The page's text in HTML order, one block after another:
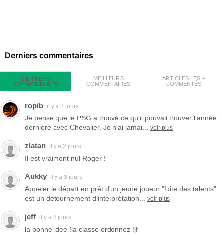
Derniers commentaires
DERNIERS
COMMENTAIRES
MEILLEURS
COMMENTAIRES
ARTICLES LES +
COMMENTÉS
ropib il y a 2 jours
Je pense que le PSG a trouvé ce qu'il pouvait trouver l'année
dernière avec Chevalier. Je n'ai jamai...
voir plus
zlatan il y a 2 jours
Il est vraiment nul Roger !
Aukky il y a 3 jours
Appeler le départ en prêt d'un jeune joueur "fuite des talents"
est un détournement d'interprétation...
voir plus
jeff il y a 3 jours
la bonne idee !la classe ordonnez !jf